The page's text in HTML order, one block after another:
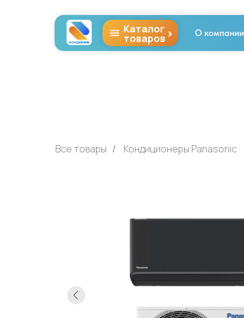
О компании
Каталог
товаров >
Все товары / Кондиционеры Panasonic